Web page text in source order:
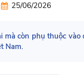
25/06/2026
còn phụ thuộc
Nam.